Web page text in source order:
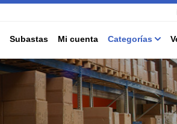
Subastas Mi cuenta Categorías